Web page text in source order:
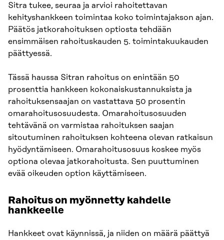
Sitra tukee, seuraa ja arvioi rahoitettavan
kehityshankkeen toimintaa koko toimintajakson ajan.
Päätös jatkorahoituksen optiosta tehdään
ensimmäisen rahoituskauden 5. toimintakuukauden
päättyessä.
Tässä haussa Sitran rahoitus on enintään 50
prosenttia hankkeen kokonaiskustannuksista ja
rahoituksensaajan on vastattava 50 prosentin
omarahoitusosuudesta. Omarahoitusosuuden
tehtävänä on varmistaa rahoituksen saajan
sitoutuminen rahoituksen kohteena olevan ratkaisun
hyödyntämiseen. Omarahoitusosuus koskee myös
optiona olevaa jatkorahoitusta. Sen puuttuminen
evää oikeuden option käyttämiseen.
Rahoitus on myönnetty kahdelle
hankkeelle
Hankkeet ovat käynnissä, ja niiden on määrä päättyä